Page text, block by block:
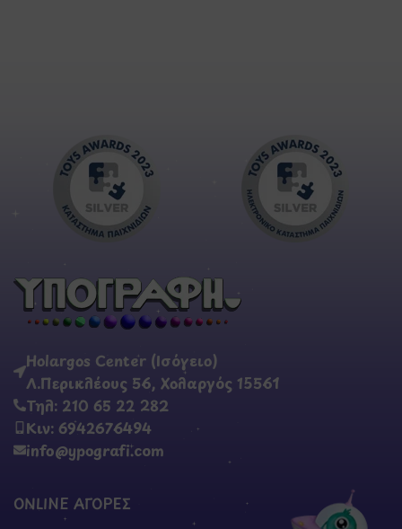
Holargos Center (Ισόγειο)
Λ.Περικλέους 56, Χολαργός 15561
Τηλ: 210 65 22 282
Κιν: 6942676494
info@ypografi.com
ONLINE ΑΓΟΡΕΣ